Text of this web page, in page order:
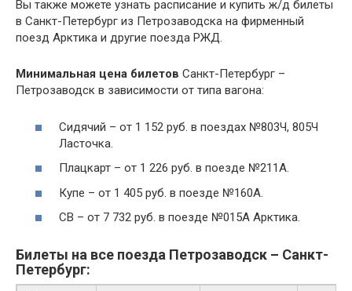
Вы также можете узнать расписание и купить ж/д билеты
в Санкт-Петербург из Петрозаводска на фирменный
поезд Арктика и другие поезда РЖД.
Минимальная цена билетов Санкт-Петербург –
Петрозаводск в зависимости от типа вагона:
Сидячий – от 1 152 руб. в поездах №803Ч, 805Ч
Ласточка.
Плацкарт – от 1 226 руб. в поезде №211А.
Купе – от 1 405 руб. в поезде №160А.
СВ – от 7 732 руб. в поезде №015А Арктика.
Билеты на все поезда Петрозаводск – Санкт-
Петербург: